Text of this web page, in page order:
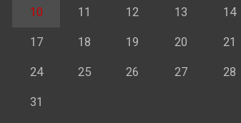
10 11 12 13 14
17 18 19 20 21
24 25 26 27 28
31